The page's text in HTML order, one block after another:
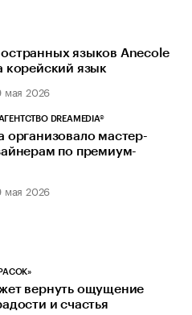
языков Anecole
корейский язык
мая 2026
DREAMEDIA®
организовало мастер-
по премиум-
мая 2026
вернуть ощущение
и счастья